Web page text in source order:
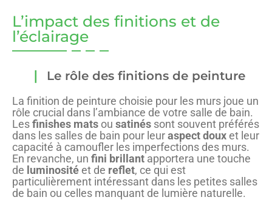
L’impact des finitions et de
l’éclairage
Le rôle des finitions de peinture
La finition de peinture choisie pour les murs joue un
rôle crucial dans l’ambiance de votre salle de bain.
Lesfinishes mats ou satinés sont souvent préférés
dans les salles de bain pour leuraspect douxet leur
capacité à camoufler les imperfections des murs.
En revanche, un fini brillant apportera une touche
de luminositéet de reflet, ce qui est
particulièrement intéressant dans les petites salles
de bain ou celles manquant de lumière naturelle.